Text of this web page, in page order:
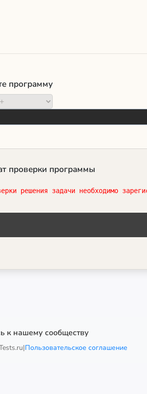
программу
проверки программы
решения задачи необходимо
к нашему сообществу
|Пользовательское соглашение